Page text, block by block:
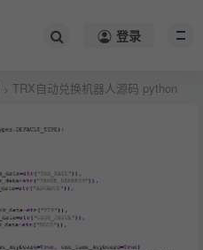
登录
> TRX自动兑换机器人源码 python